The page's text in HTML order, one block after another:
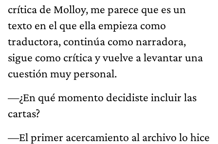
crítica de Molloy, me parece que es un
texto en el que ella empieza como
traductora, continúa como narradora,
sigue como crítica y vuelve a levantar una
cuestión muy personal.
—¿En qué momento decidiste incluir las
cartas?
—El primer acercamiento al archivo lo hice